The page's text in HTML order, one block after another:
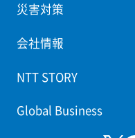
災害対策
会社情報
NTT STORY
Global Business